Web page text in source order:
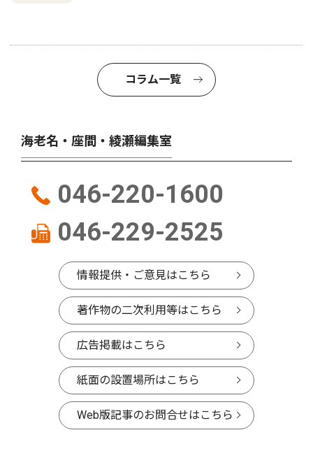
コラム一覧
海老名・座間・綾瀬編集室
046-220-1600
046-229-2525
情報提供・ご意見はこちら
著作物の二次利用等はこちら
広告掲載はこちら
紙面の設置場所はこちら
Web版記事のお問合せはこちら